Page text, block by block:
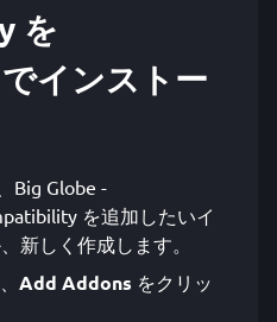
を
インストー
Big Globe -
を追加したいイ
新しく作成します。
Add Addons をクリッ